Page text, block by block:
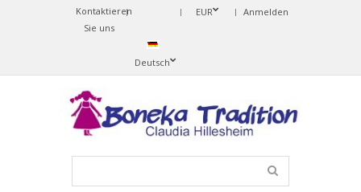
Anmelden
EUR
Deutsch
Kontaktieren
Sie uns